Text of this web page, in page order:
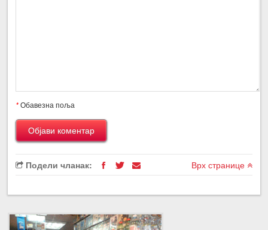
*Обавезна поља
Подели чланак: Врх странице